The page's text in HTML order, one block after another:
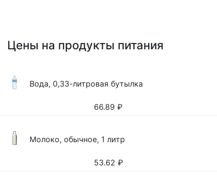
Цены на продукты питания
Вода, 0,33-литровая бутылка
66.89 ₽
Молоко, обычное, 1 литр
53.62 ₽